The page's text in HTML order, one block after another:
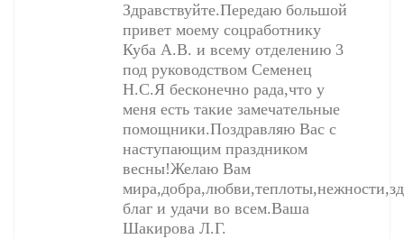
Здравствуйте.Передаю большой
привет моему соцработнику
Куба А.В. и всему отделению 3
под руководством Семенец
Н.С.Я бесконечно рада,что у
меня есть такие замечательные
помощники.Поздравляю Вас с
наступающим праздником
весны!Желаю Вам
благ и удачи во всем.Ваша
Шакирова Л.Г.